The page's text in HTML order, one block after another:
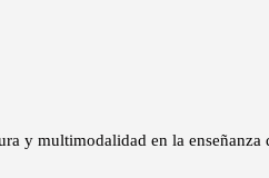
y multimodalidad en la